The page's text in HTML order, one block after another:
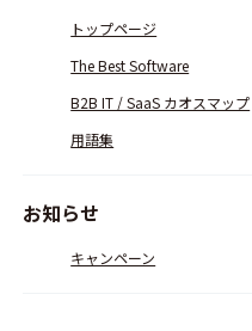
トップページ
The Best Software
B2B IT / SaaS カオスマップ
用語集
お知らせ
キャンペーン